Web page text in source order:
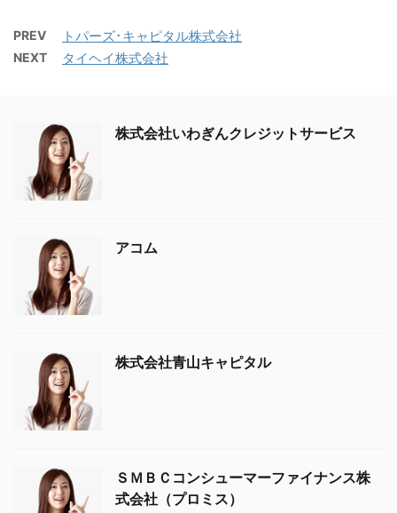
PREV トパーズ･キャピタル株式会社
NEXT タイヘイ株式会社
株式会社いわぎんクレジットサービス
アコム
株式会社青山キャピタル
ＳＭＢＣコンシューマーファイナンス株
式会社（プロミス）